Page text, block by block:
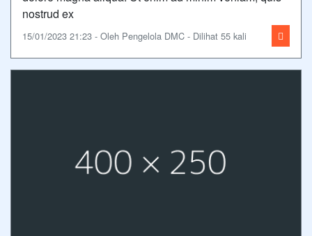
nostrud ex
15/01/2023 21:23 - Oleh Pengelola DMC - Dilihat 55 kali